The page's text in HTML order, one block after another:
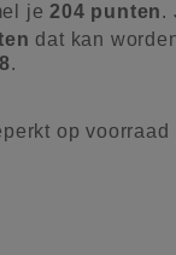
je204 punten.
dat kan
.
op voorraad